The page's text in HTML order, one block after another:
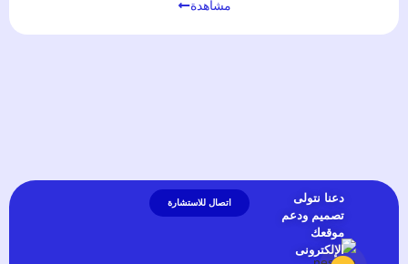
مشاهدة
دعنا نتولى
تصميم ودعم
موقعك
الإلكترونى
اتصال للاستشارة